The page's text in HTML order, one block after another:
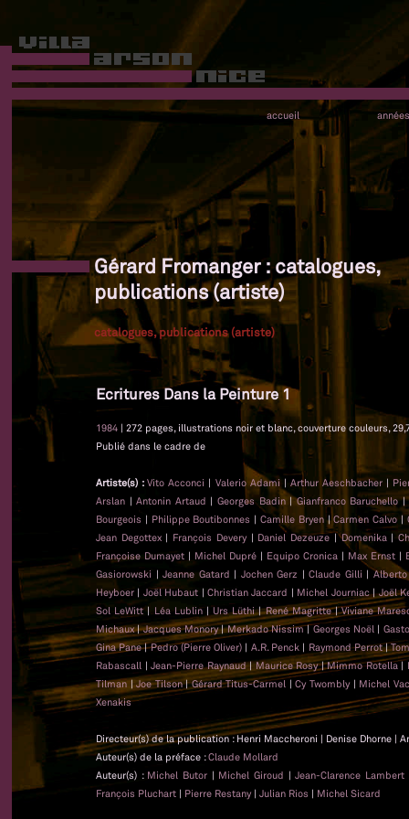
accueil années
Gérard Fromanger : catalogues,
publications (artiste)
catalogues, publications (artiste)
Ecritures Dans la Peinture 1
1984 | 272 pages, illustrations noir et blanc, couverture couleurs,
Publié dans le cadre de
Artiste(s) :Vito Acconci | Valerio Adami| Arthur Aeschbacher|
Arslan |Antonin Artaud | Georges Badin|Gianfranco Baruchello|
Bourgeois | Philippe Boutibonnes | Camille Bryen|Carmen Calvo |
Jean Degottex| François Devery| Daniel Dezeuze|Domenika |
Françoise Dumayet | Michel Dupré | Equipo Cronica | Max Ernst |
Gasiorowski |Jeanne Gatard | Jochen Gerz |Claude Gilli |Alberto
Heyboer | Joël Hubaut |Christian Jaccard | Michel Journiac|Joël
Sol LeWitt| Léa Lublin| Urs Lüthi|René Magritte|Viviane
Michaux|Jacques Monory|Merkado Nissim|Georges Noël |
Gina Pane|Pedro (Pierre Oliver) | A.R. Penck | Raymond Perrot|
Rabascall |Jean-Pierre Raynaud|Maurice Rosy|Mimmo Rotella|
Tilman|Joe Tilson|Gérard Titus-Carmel |Cy Twombly| Michel
Xenakis
Directeur(s) de la publication : Henri Maccheroni | Denise Dhorne |
Auteur(s) de la préface :Claude Mollard
Auteur(s) : Michel Butor | Michel Giroud |Jean-Clarence Lambert
François Pluchart | Pierre Restany | Julian Rios | Michel Sicard